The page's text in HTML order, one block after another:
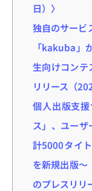
日）〉
独自のサービ
「kakuba」
生向けコン
リリース（
個人出版支
ス」、ユー
計5000タイ
を新規出版〜
のプレスリリ